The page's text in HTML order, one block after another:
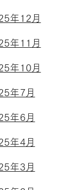
年12月
年11月
年10月
年7月
年6月
年4月
年3月